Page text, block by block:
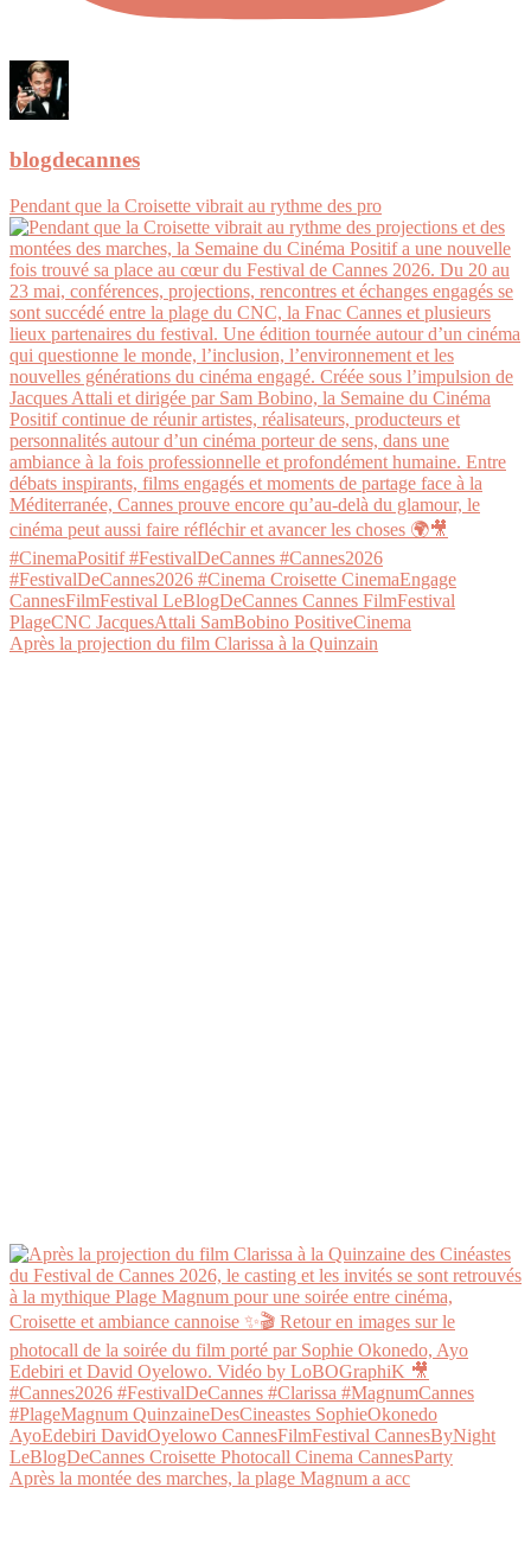
blogdecannes
Pendant que la Croisette vibrait au rythme des pro
Après la projection du film Clarissa à la Quinzain
Après la montée des marches, la plage Magnum a acc